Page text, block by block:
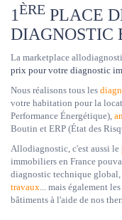
1ÈRE PLACE
DIAGNOSTIC
La marketplace
prix pour votre diagnostic
Nous réalisons tous les
votre habitation pour la
Performance Énergétique),
Boutin et ERP (État des
Allodiagnostic, c'est aussi le
immobiliers en France
diagnostic technique
travaux ... mais également
bâtiments à l'aide de nos